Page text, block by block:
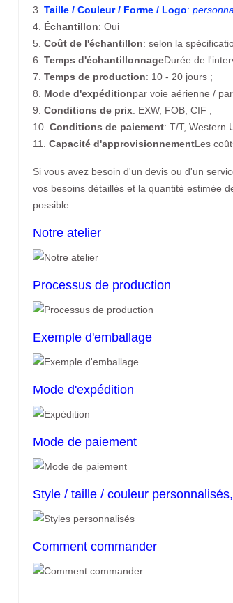
3. Taille / Couleur / Forme / Logo:
4. Échantillon: Oui
5. Coût de l'échantillon: selon la
6. Temps d'échantillonnageDurée de
7. Temps de production: 10 - 20 jours ;
8. Mode d'expéditionpar voie aérienne /
9. Conditions de prix: EXW, FOB, CIF ;
10. Conditions de paiement: T/T, Western
11. Capacité d'approvisionnementLes
Si vous avez besoin d'un devis ou d'un
vos besoins détaillés et la quantité estimée
possible.
Notre atelier
Processus de production
Exemple d'emballage
Mode d'expédition
Mode de paiement
Style / taille / couleur
Comment commander